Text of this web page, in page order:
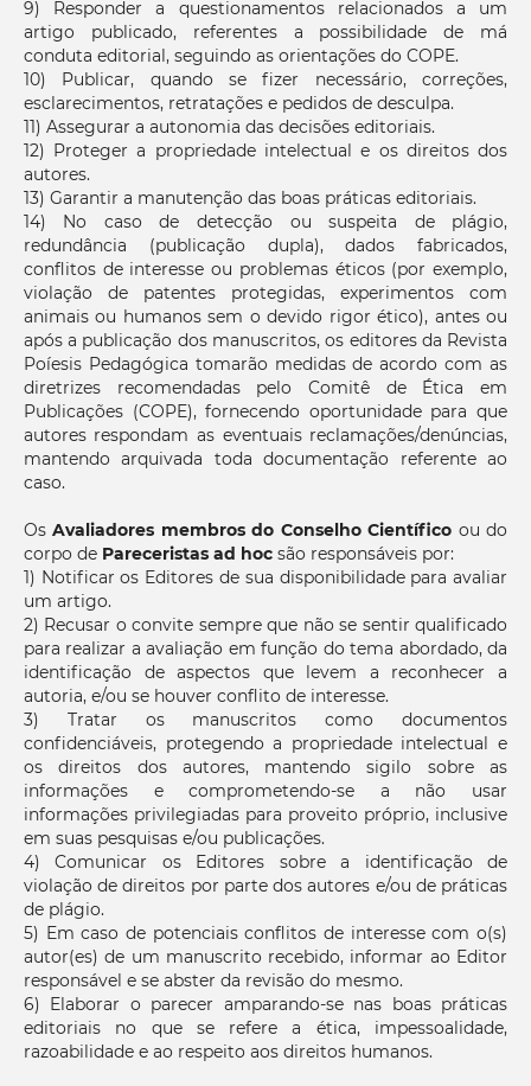
9) Responder a questionamentos relacionados a um
artigo publicado, referentes a possibilidade de má
conduta editorial, seguindo as orientações do COPE.
10) Publicar, quando se fizer necessário, correções,
esclarecimentos, retratações e pedidos de desculpa.
11) Assegurar a autonomia das decisões editoriais.
12) Proteger a propriedade intelectual e os direitos dos
autores.
13) Garantir a manutenção das boas práticas editoriais.
14) No caso de detecção ou suspeita de plágio,
redundância (publicação dupla), dados fabricados,
conflitos de interesse ou problemas éticos (por exemplo,
violação de patentes protegidas, experimentos com
animais ou humanos sem o devido rigor ético), antes ou
após a publicação dos manuscritos, os editores da Revista
Poíesis Pedagógica tomarão medidas de acordo com as
diretrizes recomendadas pelo Comitê de Ética em
Publicações (COPE), fornecendo oportunidade para que
autores respondam as eventuais reclamações/denúncias,
mantendo arquivada toda documentação referente ao
caso.
OsAvaliadores membros do Conselho Científico ou do
corpo de Pareceristas ad hoc são responsáveis por:
1) Notificar os Editores de sua disponibilidade para avaliar
um artigo.
2) Recusar o convite sempre que não se sentir qualificado
para realizar a avaliação em função do tema abordado, da
identificação de aspectos que levem a reconhecer a
autoria, e/ou se houver conflito de interesse.
3) Tratar os manuscritos como documentos
confidenciáveis, protegendo a propriedade intelectual e
os direitos dos autores, mantendo sigilo sobre as
informações e comprometendo-se a não usar
informações privilegiadas para proveito próprio, inclusive
em suas pesquisas e/ou publicações.
4) Comunicar os Editores sobre a identificação de
violação de direitos por parte dos autores e/ou de práticas
de plágio.
5) Em caso de potenciais conflitos de interesse com o(s)
autor(es) de um manuscrito recebido, informar ao Editor
responsável e se abster da revisão do mesmo.
6) Elaborar o parecer amparando-se nas boas práticas
editoriais no que se refere a ética, impessoalidade,
razoabilidade e ao respeito aos direitos humanos.